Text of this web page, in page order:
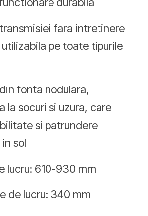
fara intretinere
pe toate tipurile
fonta nodulara,
la socuri si uzura, care
si patrundere
sol
lucru: 610-930 mm
de lucru: 340 mm